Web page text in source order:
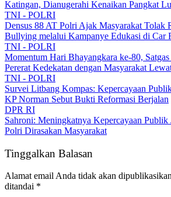
Katingan, Dianugerahi Kenaikan Pangkat
TNI - POLRI
Densus 88 AT Polri Ajak Masyarakat Tolak
Bullying melalui Kampanye Edukasi di Car
TNI - POLRI
Momentum Hari Bhayangkara ke-80,
Pererat Kedekatan dengan Masyarakat
TNI - POLRI
Survei Litbang Kompas: Kepercayaan
KP Norman Sebut Bukti Reformasi Berjalan
DPR RI
Sahroni: Meningkatnya Kepercayaan
Polri Dirasakan Masyarakat
Tinggalkan Balasan
Alamat email Anda tidak akan
ditandai *